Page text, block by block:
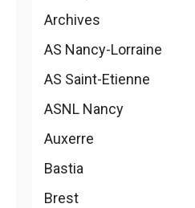
Archives
AS Nancy-Lorraine
AS Saint-Etienne
ASNL Nancy
Auxerre
Bastia
Brest